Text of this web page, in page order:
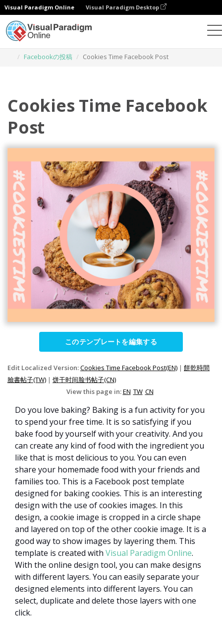
Visual Paradigm Online Visual Paradigm Desktop
Facebookの投稿
Cookies Time Facebook Post
Cookies Time Facebook
Post
このテンプレートを編集する
Edit Localized Version:Cookies Time Facebook Post(EN) | 餅乾時間
臉書帖子(TW) | 饼干时间脸书帖子(CN)
View this page in:EN TW CN
Do you love baking? Baking is a fun activity for you
to spend your free time. It is so satisfying if you
bake food by yourself with your creativity. And you
can create any kind of food with the ingredient you
like that is most delicious to you. You can even
share your homemade food with your friends and
families too. This is a Facebook post template
designed for baking cookies. This is an interesting
design with the use of cookies images. In this
design, a cookie image is cropped in a circle shape
and layered on top of the other cookie image. It is a
good way to show images by layering them. This
template is created with Visual Paradigm Online.
With the online design tool, you can make designs
with different layers. You can easily separate your
designed elements into different layers. You can
select, duplicate and delete those layers with one
click.